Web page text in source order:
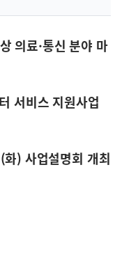
의료·통신 분야 마
서비스 지원사업
) 사업설명회 개최